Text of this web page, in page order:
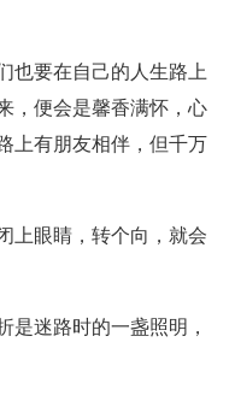
也要在自己的人生路上
，便会是馨香满怀，心
上有朋友相伴，但千万
上眼睛，转个向，就会
是迷路时的一盏照明，